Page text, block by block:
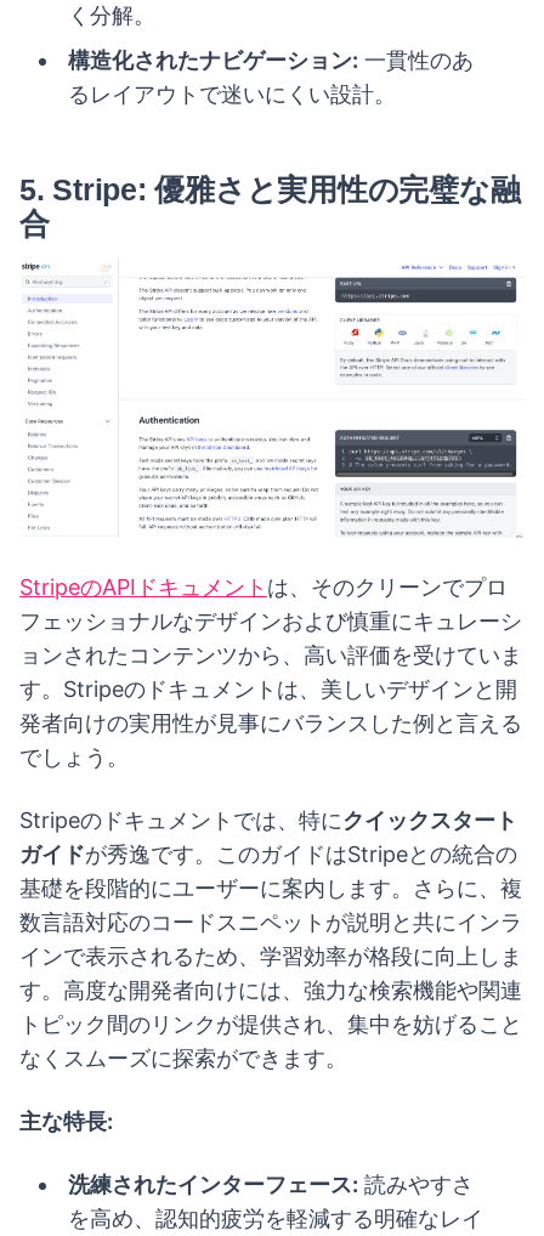
く分解。
構造化されたナビゲーション: 一貫性のあ
るレイアウトで迷いにくい設計。
5. Stripe: 優雅さと実用性の完璧な融
合
StripeのAPIドキュメント は、そのクリーンでプロ
フェッショナルなデザインおよび慎重にキュレーシ
ョンされたコンテンツから、高い評価を受けていま
す。Stripeのドキュメントは、美しいデザインと開
発者向けの実用性が見事にバランスした例と言える
でしょう。
Stripeのドキュメントでは、特にクイックスタート
ガイドが秀逸です。このガイドはStripeとの統合の
基礎を段階的にユーザーに案内します。さらに、複
数言語対応のコードスニペットが説明と共にインラ
インで表示されるため、学習効率が格段に向上しま
す。高度な開発者向けには、強力な検索機能や関連
トピック間のリンクが提供され、集中を妨げること
なくスムーズに探索ができます。
主な特長:
洗練されたインターフェース: 読みやすさ
を高め、認知的疲労を軽減する明確なレイ